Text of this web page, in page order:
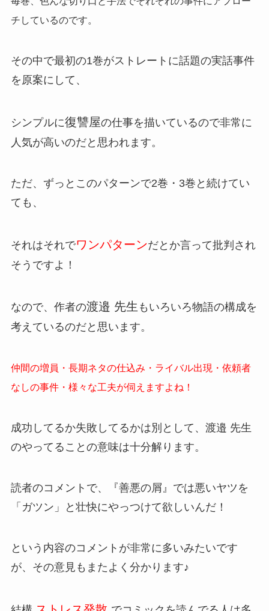
チしているのです。
その中で最初の1巻がストレートに話題の実話事件
を原案にして、
シンプルに復讐屋の仕事を描いているので非常に
人気が高いのだと思われます。
ただ、ずっとこのパターンで2巻・3巻と続けてい
ても、
それはそれでワンパターンだとか言って批判され
そうですよ！
なので、作者の渡邉 先生 もいろいろ物語の構成を
考えているのだと思います。
仲間の増員・長期ネタの仕込み・ライバル出現・依頼者
なしの事件・様々な工夫が伺えますよね！
成功してるか失敗してるかは別として、渡邉 先生
のやってることの意味は十分解ります。
読者のコメントで、『善悪の屑』では悪いヤツを
「ガツン」と壮快にやっつけて欲しいんだ！
という内容のコメントが非常に多いみたいです
が、その意見もまたよく分かります♪